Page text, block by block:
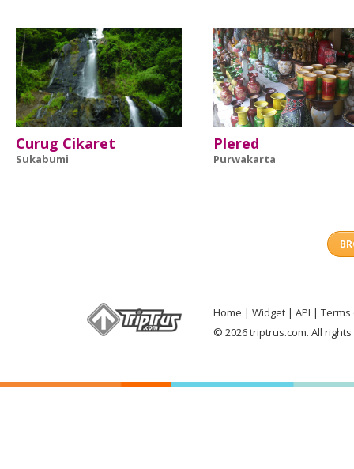
Curug Cikaret
Sukabumi
Plered
Purwakarta
Home Widget API
Terms
© 2026 triptrus.com. All